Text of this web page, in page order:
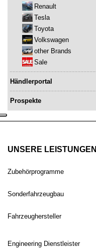
Renault
Tesla
Toyota
Volkswagen
other Brands
Sale
Händlerportal
Prospekte
UNSERE LEISTUNGEN
Zubehörprogramme
Sonderfahrzeugbau
Fahrzeughersteller
Engineering Dienstleister